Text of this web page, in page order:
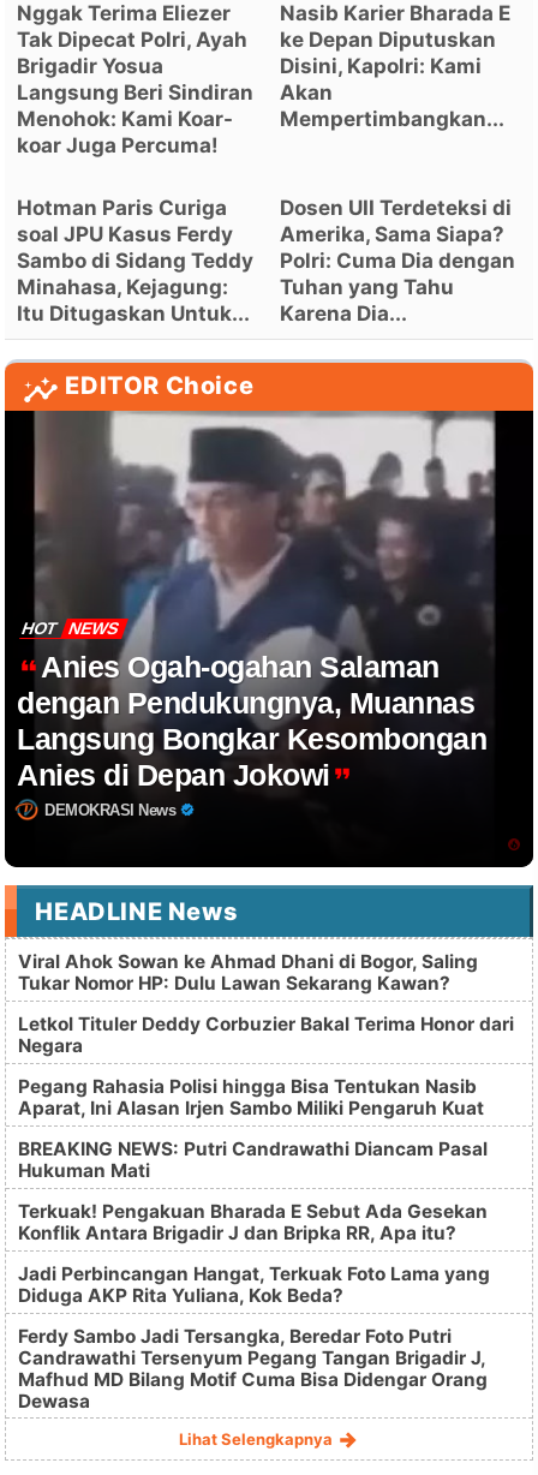
Nggak Terima Eliezer
Tak Dipecat Polri, Ayah
Brigadir Yosua
Langsung Beri Sindiran
Menohok: Kami Koar-
koar Juga Percuma!
Nasib Karier Bharada E
ke Depan Diputuskan
Disini, Kapolri: Kami
Akan
Mempertimbangkan...
Hotman Paris Curiga
soal JPU Kasus Ferdy
Sambo di Sidang Teddy
Minahasa, Kejagung:
Itu Ditugaskan Untuk...
Dosen UII Terdeteksi di
Amerika, Sama Siapa?
Polri: Cuma Dia dengan
Tuhan yang Tahu
Karena Dia...
EDITOR Choice
HOT NEWS
Anies Ogah-ogahan Salaman
dengan Pendukungnya, Muannas
Langsung Bongkar Kesombongan
Anies di Depan Jokowi
DEMOKRASI News
HEADLINE News
Viral Ahok Sowan ke Ahmad Dhani di Bogor, Saling
Tukar Nomor HP: Dulu Lawan Sekarang Kawan?
Letkol Tituler Deddy Corbuzier Bakal Terima Honor dari
Negara
Pegang Rahasia Polisi hingga Bisa Tentukan Nasib
Aparat, Ini Alasan Irjen Sambo Miliki Pengaruh Kuat
BREAKING NEWS: Putri Candrawathi Diancam Pasal
Hukuman Mati
Terkuak! Pengakuan Bharada E Sebut Ada Gesekan
Konflik Antara Brigadir J dan Bripka RR, Apa itu?
Jadi Perbincangan Hangat, Terkuak Foto Lama yang
Diduga AKP Rita Yuliana, Kok Beda?
Ferdy Sambo Jadi Tersangka, Beredar Foto Putri
Candrawathi Tersenyum Pegang Tangan Brigadir J,
Mafhud MD Bilang Motif Cuma Bisa Didengar Orang
Dewasa
Lihat Selengkapnya